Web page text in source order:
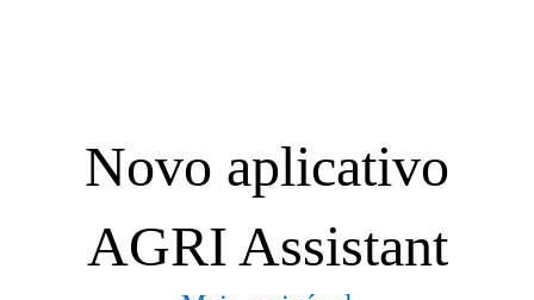
Novo aplicativo
AGRI Assistant